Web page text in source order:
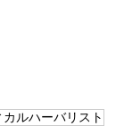
ルハーバリスト